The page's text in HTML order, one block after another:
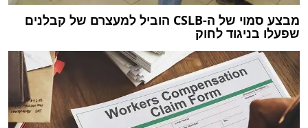
מבצע סמוי של ה-CSLB הוביל למעצרם של קבלנים
שפעלו בניגוד לחוק